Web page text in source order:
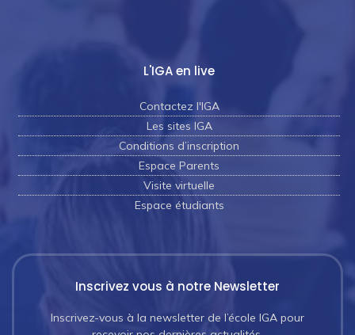
L'IGA en live
Contactez l'IGA
Les sites IGA
Conditions d’inscription
Espace Parents
Visite virtuelle
Espace étudiants
Inscrivez vous à notre Newsletter
Inscrivez-vous à la newsletter de l’école IGA pour